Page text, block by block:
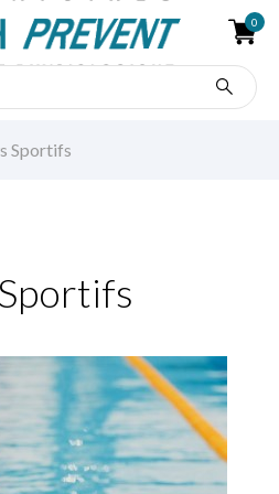
0
Sportifs